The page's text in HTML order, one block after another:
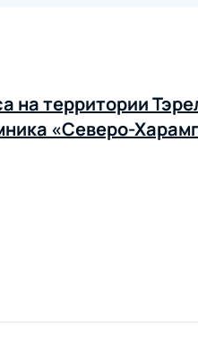
на территории
«Северо-